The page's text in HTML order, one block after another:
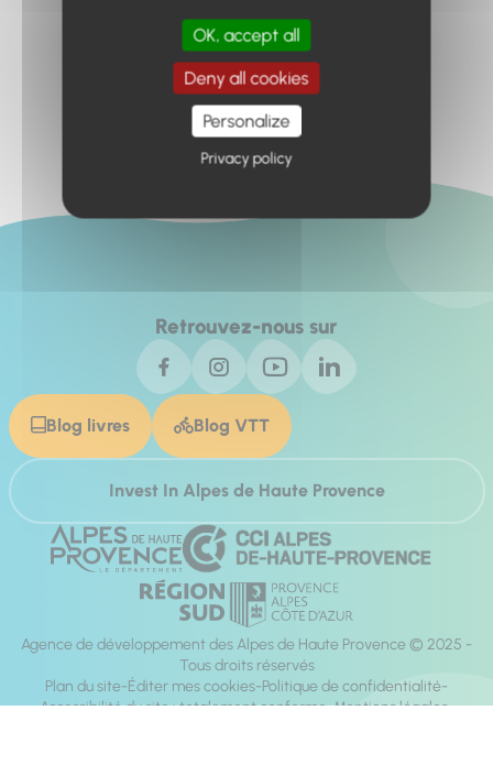
Retour à l'accueil
Retrouvez-nous sur
Blog livres Blog VTT
Invest In Alpes de Haute Provence
Agence de développement des Alpes de Haute Provence © 2025 -
Tous droits réservés
Plan du site Éditer mes cookies Politique de confidentialité
Accessibilité du site : totalement conforme Mentions légales
OK, accept all
Deny all cookies
Personalize
Privacy policy